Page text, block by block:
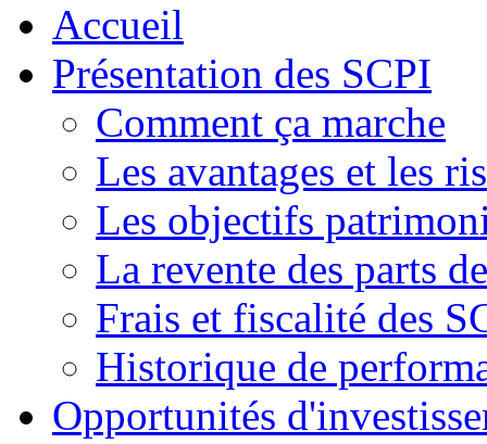
Accueil
Présentation des SCPI
Comment ça marche
Les avantages et les
Les objectifs
La revente des parts
Frais et fiscalité des
Historique de
Opportunités